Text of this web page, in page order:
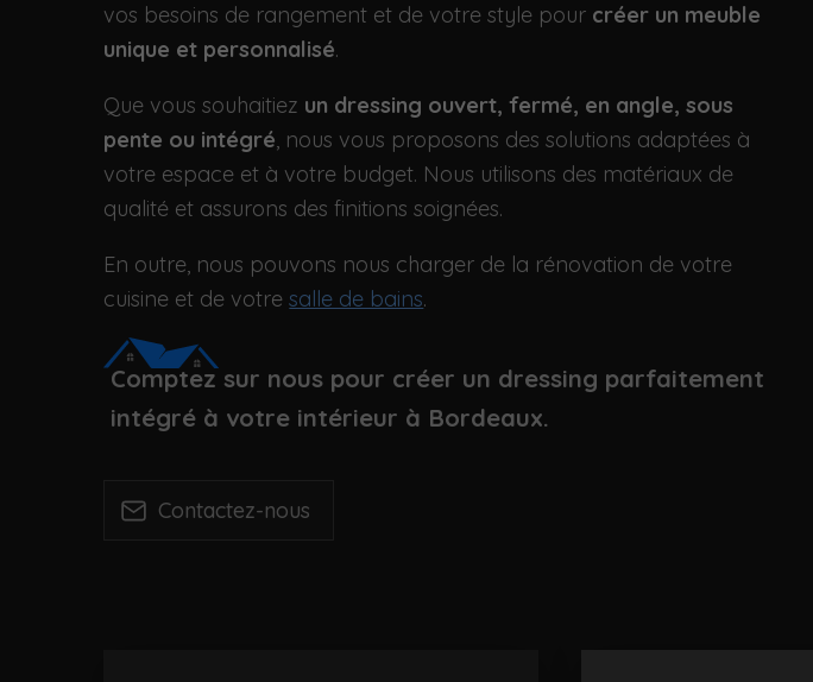
vos besoins de rangement et de votre style pour créer un meuble
unique et personnalisé.
Que vous souhaitiez un dressing ouvert, fermé, en angle, sous
pente ou intégré, nous vous proposons des solutions adaptées à
votre espace et à votre budget. Nous utilisons des matériaux de
qualité et assurons des finitions soignées.
En outre, nous pouvons nous charger de la rénovation de votre
cuisine et de votresalle de bains.
Comptez sur nous pour créer un dressing parfaitement
intégré à votre intérieur à Bordeaux.
Contactez-nous